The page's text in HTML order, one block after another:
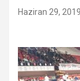
Haziran 29, 2019